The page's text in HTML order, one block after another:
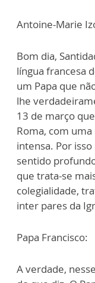
Antoine-Marie
Bom dia,
língua francesa
um Papa que
lhe
13 de março
Roma, com
intensa. Por
sentido
que trata-se
colegialidade,
inter pares da
Papa Francisco:
A verdade,